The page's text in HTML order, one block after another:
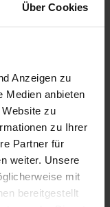
Über Cookies
Anzeigen zu
Medien anbieten
zu
zu Ihrer
Partner für
weiter. Unsere
mit
bereitgestellt